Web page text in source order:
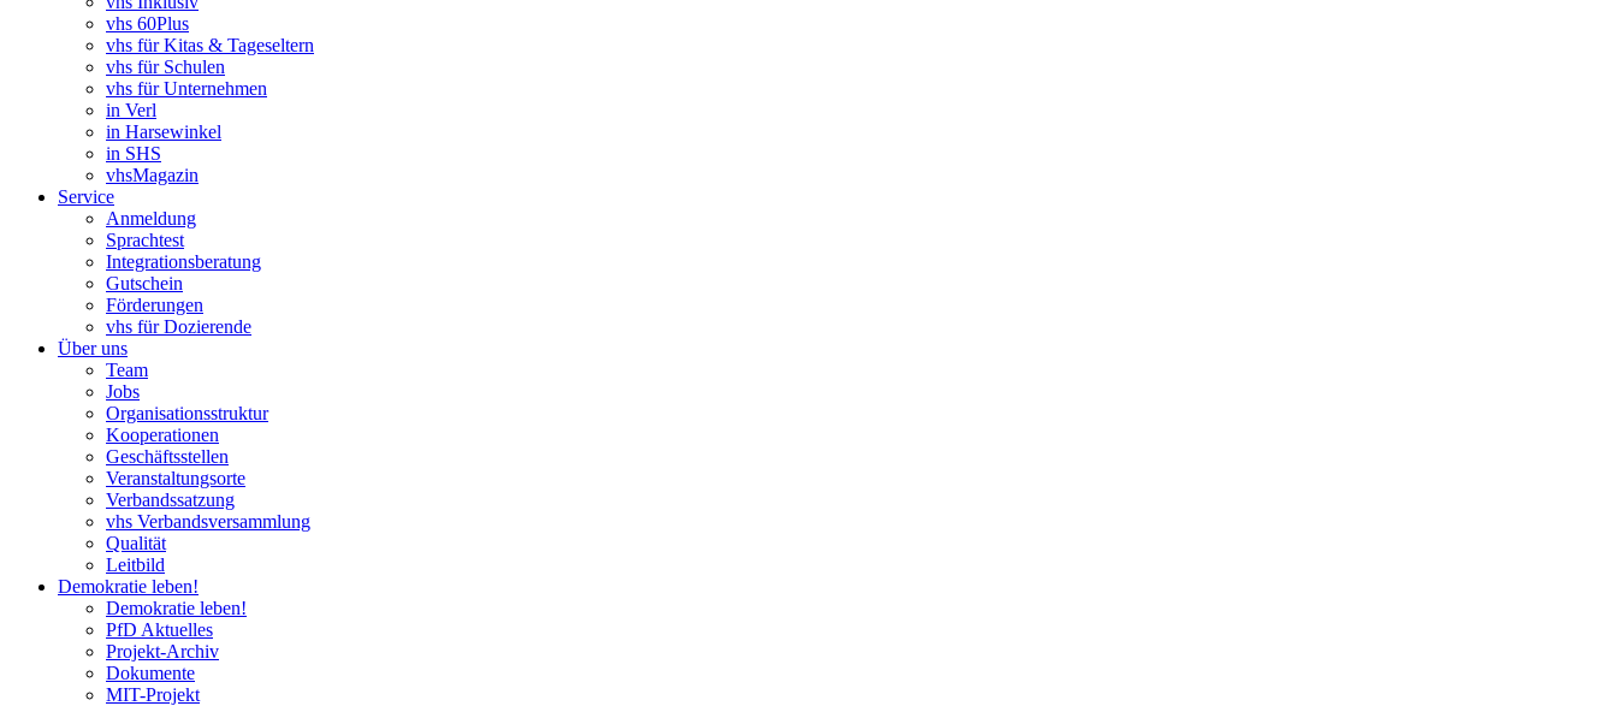
vhs 60Plus
vhs für Kitas & Tageseltern
vhs für Schulen
vhs für Unternehmen
in Verl
in Harsewinkel
in SHS
vhsMagazin
Service
Anmeldung
Sprachtest
Integrationsberatung
Gutschein
Förderungen
vhs für Dozierende
Über uns
Team
Jobs
Organisationsstruktur
Kooperationen
Geschäftsstellen
Veranstaltungsorte
Verbandssatzung
vhs Verbandsversammlung
Qualität
Leitbild
Demokratie leben!
Demokratie leben!
PfD Aktuelles
Projekt-Archiv
Dokumente
MIT-Projekt